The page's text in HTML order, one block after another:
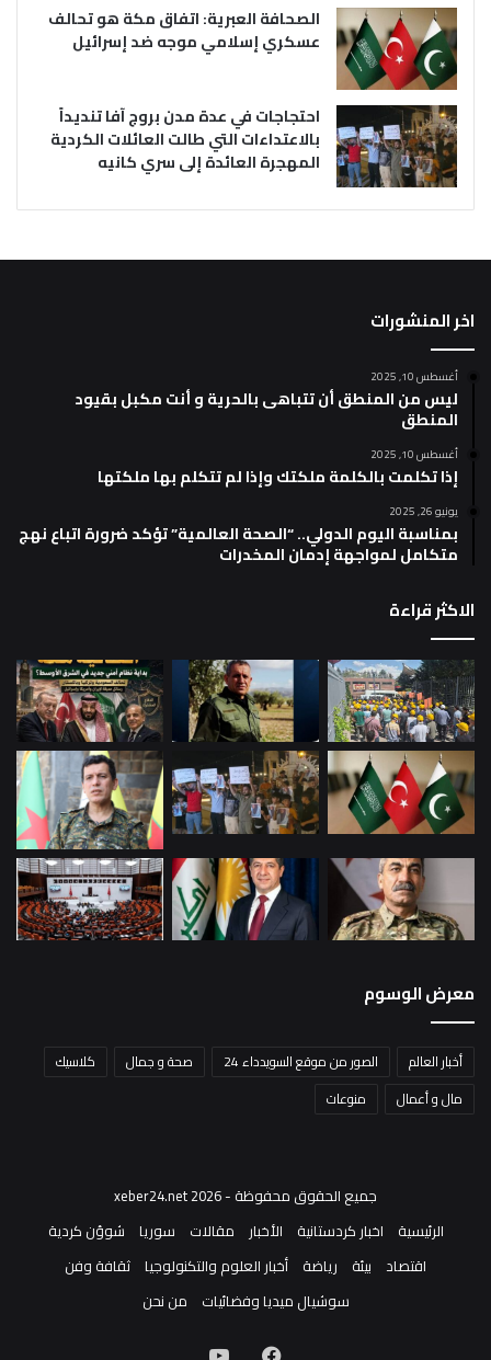
الصحافة العبرية: اتفاق مكة هو تحالف
عسكري إسلامي موجه ضد إسرائيل
احتجاجات في عدة مدن بروج آفا تنديداً
بالاعتداءات التي طالت العائلات الكردية
المهجرة العائدة إلى سري كانيه
اخر المنشورات
أغسطس 10, 2025
ليس من المنطق أن تتباهى بالحرية و أنت مكبل بقيود
المنطق
أغسطس 10, 2025
إذا تكلمت بالكلمة ملكتك وإذا لم تتكلم بها ملكتها
يونيو 26, 2025
بمناسبة اليوم الدولي.. “الصحة العالمية” تؤكد ضرورة اتباع نهج
متكامل لمواجهة إدمان المخدرات
الاكثر قراءة
معرض الوسوم
أخبار العالم الصور من موقع السويدداء 24 صحة و جمال
كلاسيك
مال و أعمال
منوعات
جميع الحقوق محفوظة - xeber24.net 2026
الرئيسية
اخبار كردستانية الأخبار مقالات سوريا
شوؤن كردية
اقتصاد
بيئة رياضة أخبار العلوم والتكنولوجيا ثقافة وفن
سوشيال ميديا وفضائيات
من نحن